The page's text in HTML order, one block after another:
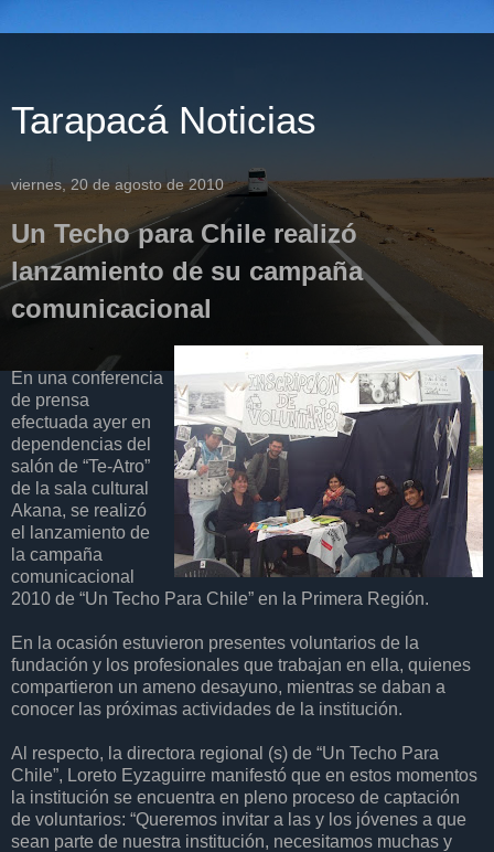
Tarapacá Noticias
viernes, 20 de agosto de 2010
Un Techo para Chile realizó
lanzamiento de su campaña
comunicacional
En una conferencia
de prensa
efectuada ayer en
dependencias del
salón de “Te-Atro”
de la sala cultural
Akana, se realizó
el lanzamiento de
la campaña
comunicacional
2010 de “Un Techo Para Chile” en la Primera Región.
En la ocasión estuvieron presentes voluntarios de la
fundación y los profesionales que trabajan en ella, quienes
compartieron un ameno desayuno, mientras se daban a
conocer las próximas actividades de la institución.
Al respecto, la directora regional (s) de “Un Techo Para
Chile”, Loreto Eyzaguirre manifestó que en estos momentos
la institución se encuentra en pleno proceso de captación
de voluntarios: “Queremos invitar a las y los jóvenes a que
sean parte de nuestra institución, necesitamos muchas y